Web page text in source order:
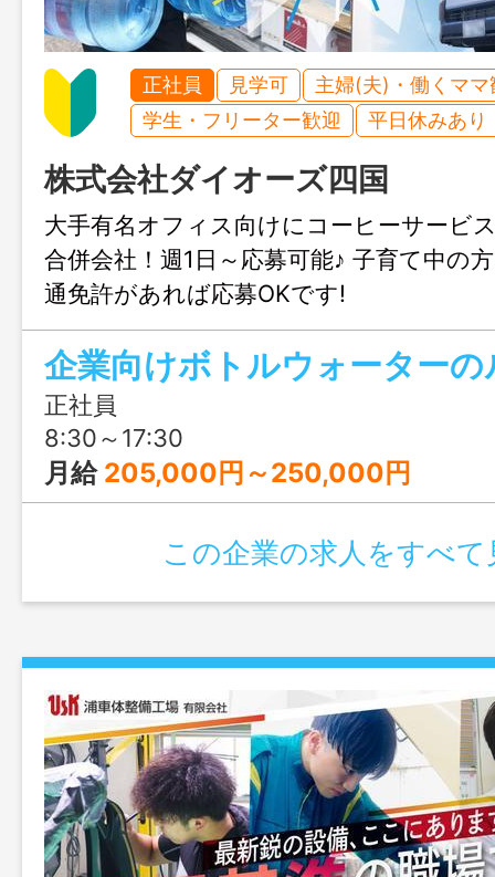
正社員 見学可
主婦(夫)・働くママ
学生・フリーター歓迎
平日休みあり
株式会社ダイオーズ四国
大手有名オフィス向けにコーヒーサービ
合併会社！週1日～応募可能♪ 子育て中の
通免許があれば応募OKです!
企業向けボトルウォーターの
正社員
8:30～17:30
月給 205,000円～250,000円
この企業の求人をすべて